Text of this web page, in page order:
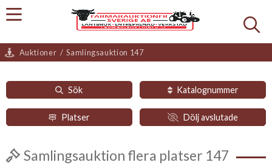
Auktioner / Samlingsauktion 147
Sök Katalognummer
Platser Dölj avslutade
Samlingsauktion flera platser 147